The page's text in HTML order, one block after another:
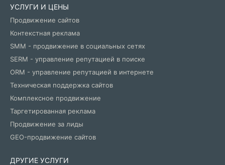
УСЛУГИ И ЦЕНЫ
Продвижение сайтов
Контекстная реклама
SMM - продвижение в социальных сетях
SERM - управление репутацией в поиске
ORM - управление репутацией в интернете
Техническая поддержка сайтов
Комплексное продвижение
Таргетированная реклама
Продвижение за лиды
GEO-продвижение сайтов
ДРУГИЕ УСЛУГИ